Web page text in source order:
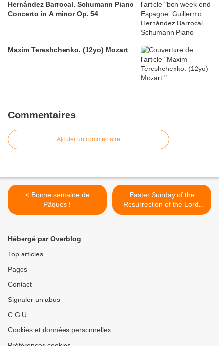
Hernández Barrocal. Schumann Piano
Concerto in A minor Op. 54
Maxim Tereshchenko. (12yo) Mozart
Commentaires
Ajouter un commentaire
< Bonne semaine de
Pâques !
Easter Sunday of the
Resurrection of the Lord,
2022 >
Hébergé par Overblog
Top articles
Pages
Contact
Signaler un abus
C.G.U.
Cookies et données personnelles